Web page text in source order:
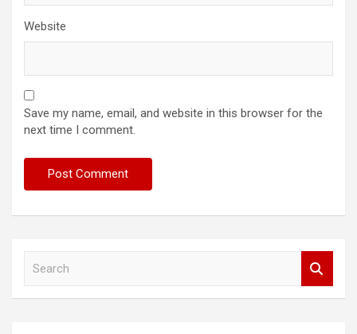
Website
Save my name, email, and website in this browser for the
next time I comment.